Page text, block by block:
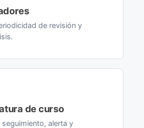
de revisión y
de curso
alerta y